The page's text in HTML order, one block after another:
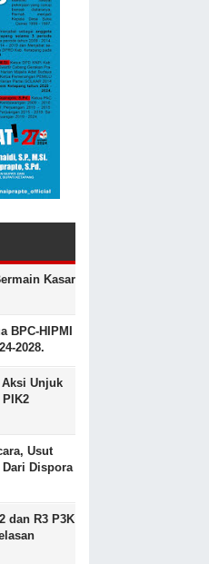
Kasar
BPC-HIPMI
2028.
Aksi Unjuk
PIK2
Usut
Dispora
dan R3 P3K